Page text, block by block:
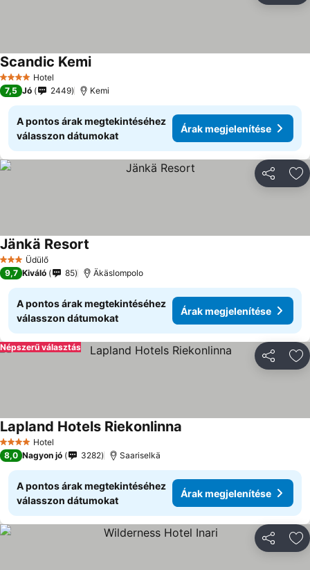
4 KategóriaHotel
Scandic KemiÁrak megjelenítése
7,5 Jó 2449 Kemi
A pontos árak megtekintéséhez
válasszon dátumokat
Árak megjelenítése
3 Kategória
Üdülő
Jänkä Resort
9,7 Kiváló 85 Äkäslompolo
A pontos árak megtekintéséhez
válasszon dátumokat
Árak megjelenítése
Népszerű választás
4 KategóriaHotel
Lapland Hotels Riekonlinna
8,0 Nagyon jó 3282 Saariselkä
A pontos árak megtekintéséhez
válasszon dátumokat
Árak megjelenítése